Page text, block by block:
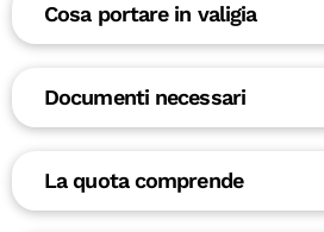
Cosa portare in valigia
Documenti necessari
La quota comprende